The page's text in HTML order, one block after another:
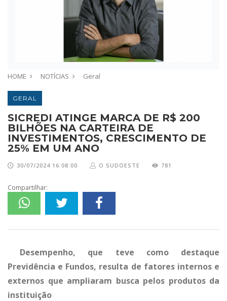
HOME NOTÍCIAS Geral
GERAL
SICREDI ATINGE MARCA DE R$ 200
BILHÕES NA CARTEIRA DE
INVESTIMENTOS, CRESCIMENTO DE
25% EM UM ANO
30/07/2024 16:08:00 O SUDOESTE 781
Compartilhar:
Desempenho, que teve como destaque
Previdência e Fundos, resulta de fatores internos e
externos que ampliaram busca pelos produtos da
instituição